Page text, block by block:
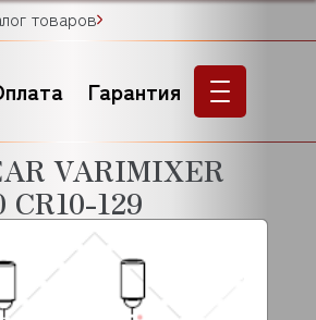
товаров
Гарантия
VARIMIXER
CR10-129